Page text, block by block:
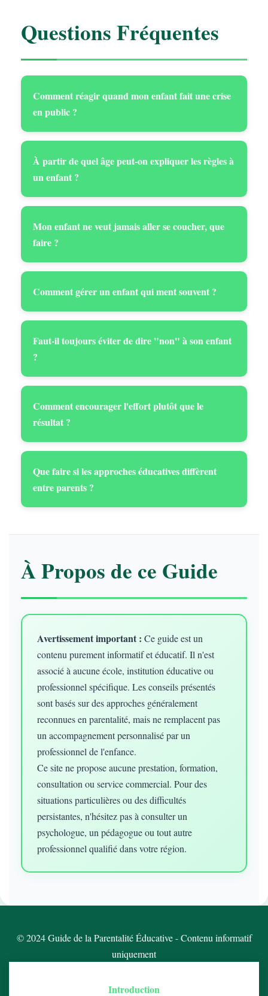
Questions Fréquentes
Comment réagir quand mon enfant fait une crise
en public ?
À partir de quel âge peut-on expliquer les règles à
un enfant ?
Mon enfant ne veut jamais aller se coucher, que
faire ?
Comment gérer un enfant qui ment souvent ?
Faut-il toujours éviter de dire "non" à son enfant
?
Comment encourager l'effort plutôt que le
résultat ?
Que faire si les approches éducatives diffèrent
entre parents ?
À Propos de ce Guide
Avertissement important : Ce guide est un
contenu purement informatif et éducatif. Il n'est
associé à aucune école, institution éducative ou
professionnel spécifique. Les conseils présentés
sont basés sur des approches généralement
reconnues en parentalité, mais ne remplacent pas
un accompagnement personnalisé par un
professionnel de l'enfance.
Ce site ne propose aucune prestation, formation,
consultation ou service commercial. Pour des
situations particulières ou des difficultés
persistantes, n'hésitez pas à consulter un
psychologue, un pédagogue ou tout autre
professionnel qualifié dans votre région.
© 2024 Guide de la Parentalité Éducative - Contenu informatif
uniquement
Introduction